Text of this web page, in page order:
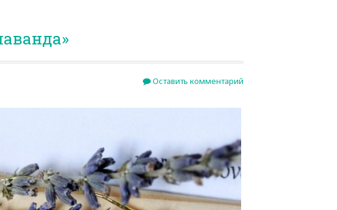
Оставить комментарий